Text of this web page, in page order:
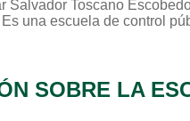
Salvador Toscano
Es una escuela de control
SOBRE LA